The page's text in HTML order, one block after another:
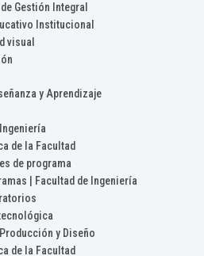
Gestión Integral
Institucional
visual
y Aprendizaje
de la Facultad
de programa
| Facultad de Ingeniería
y Diseño
de la Facultad